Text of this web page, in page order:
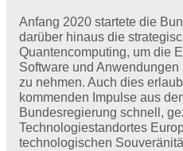
Anfang 2020 startete die
darüber hinaus die
Quantencomputing, um die
Software und
zu nehmen. Auch dies
kommenden Impulse aus
Bundesregierung schnell,
Technologiestandortes
technologischen